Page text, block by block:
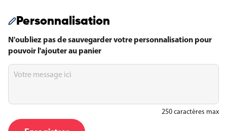
Personnalisation
N'oubliez pas de sauvegarder votre personnalisation pour
pouvoir l'ajouter au panier
Nom
de
250 caractères max